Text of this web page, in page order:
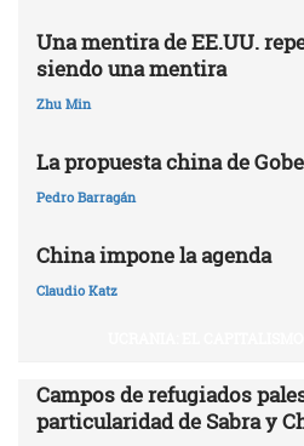
Una mentira de EE.UU.
siendo una mentira
Zhu Min
La propuesta china de
Pedro Barragán
China impone la agenda
Claudio Katz
Campos de refugiados
particularidad de Sabra y